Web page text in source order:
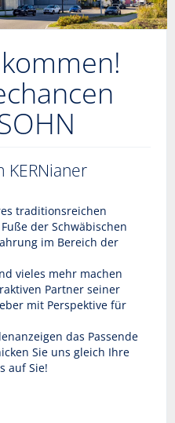
KERNianer
traditionsreichen
der Schwäbischen
im Bereich der
vieles mehr machen
Partner seiner
mit Perspektive für
das Passende
Sie uns gleich Ihre
auf Sie!